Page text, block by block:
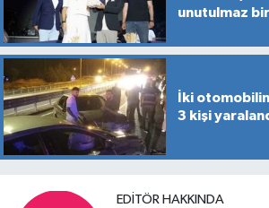
unutulmaz
İki
3 kişi
EDITÖR HAKKINDA